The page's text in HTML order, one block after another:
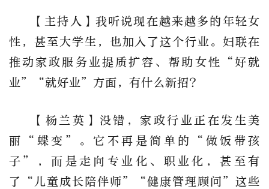
【主持人】我听说现在越来越多的年轻女
性，甚至大学生，也加入了这个行业。妇联在
推动家政服务业提质扩容、帮助女性“好就
业”“就好业”方面，有什么新招?
【杨兰英】没错，家政行业正在发生美
丽“蝶变”。它不再是简单的“做饭带孩
子”，而是走向专业化、职业化，甚至有
了“儿童成长陪伴师”“健康管理顾问”这些